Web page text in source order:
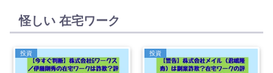
怪しい 在宅ワーク
投資 投資